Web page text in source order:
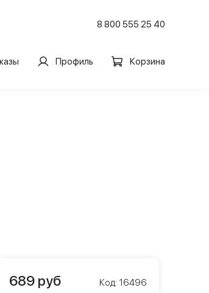
8 800 555 25 40
Профиль Корзина
689 руб Код: 16496